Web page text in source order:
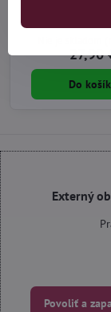
Audi A5 Coupe
Nie je skladom
27,90
Do
Externý
Povoliť a